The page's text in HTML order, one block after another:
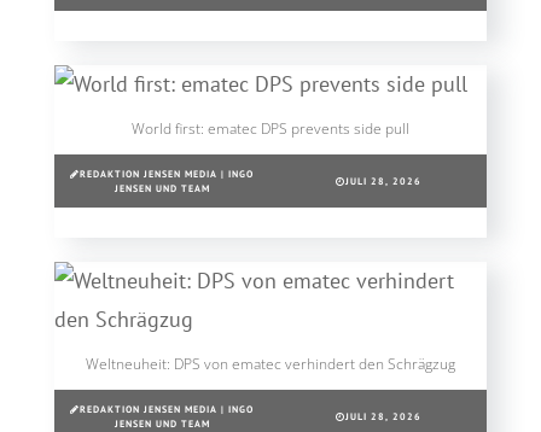
World first: ematec DPS prevents side pull
REDAKTION JENSEN MEDIA | INGO
JENSEN UND TEAM
JULI 28, 2026
Weltneuheit: DPS von ematec verhindert den Schrägzug
REDAKTION JENSEN MEDIA | INGO
JENSEN UND TEAM
JULI 28, 2026